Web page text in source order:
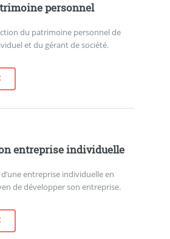
personnel
du patrimoine personnel de
et du gérant de société.
entreprise individuelle
entreprise individuelle en
de développer son entreprise.